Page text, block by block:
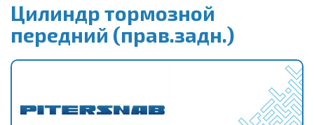
Цилиндр тормозной
передний (прав.задн.)